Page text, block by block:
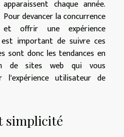
apparaissent chaque année.
Pour devancer la concurrence
et offrir une expérience
important de suivre ces
sont donc les tendances en
de sites web qui vous
l'expérience utilisateur de
simplicité